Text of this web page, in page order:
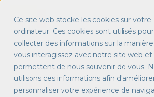
Ce site web stocke les cookies sur votre
ordinateur. Ces cookies sont utilisés pour
collecter des informations sur la
vous interagissez avec notre site web et
permettent de nous souvenir de vous.
utilisons ces informations afin
personnaliser votre expérience de
Accueil Blog Conférences
ENTERPRISES